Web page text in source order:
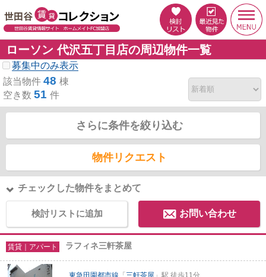
ローソン 代沢五丁目店の周辺物件一覧
募集中のみ表示
該当物件 48 棟
空き数 51 件
さらに条件を絞り込む
物件リクエスト
チェックした物件をまとめて
検討リストに追加 お問い合わせ
賃貸｜アパート ラフィネ三軒茶屋
東急田園都市線 「三軒茶屋 」駅 徒歩11分